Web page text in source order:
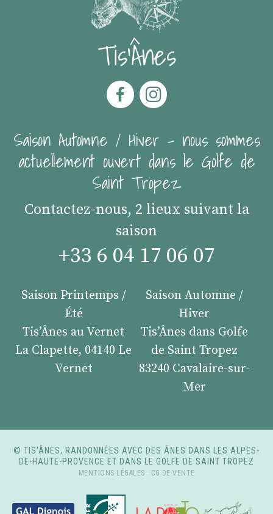
Tis'Ânes
Saison Automne / Hiver - nous sommes
actuellement ouvert dans le Golfe de
Saint Tropez
Contactez-nous, 2 lieux suivant la
saison
+33 6 04 17 06 07
Saison Printemps /
Été
Tis’Ânes au Vernet
La Clapette, 04140 Le
Vernet
Saison Automne /
Hiver
Tis’Ânes dans Golfe
de Saint Tropez
83240 Cavalaire-sur-
Mer
© TIS’ÂNES, RANDONNÉES AVEC DES ÂNES DANS LES ALPES-
DE-HAUTE-PROVENCE ET DANS LE GOLFE DE SAINT TROPEZ
MENTIONS LÉGALES - CG DE VENTE